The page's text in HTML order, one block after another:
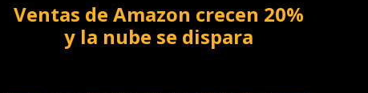
Ventas de Amazon crecen 20%
y la nube se dispara